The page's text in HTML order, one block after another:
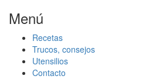
Menú
Recetas
Trucos, consejos
Utensilios
Contacto